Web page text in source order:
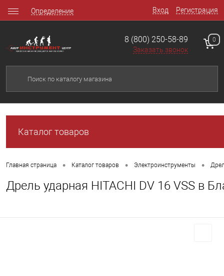
Вход Регистрация
Определение
8 (800) 250-58-89
Заказать звонок
0
Каталог товаров
Главная страница • Каталог товаров • Электроинструменты •
Дрель ударная HITACHI DV 16 VSS в